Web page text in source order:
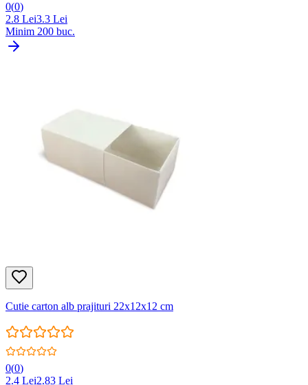
0(0)
2.8 Lei3.3 Lei
Minim 200 buc.
Cutie carton alb prajituri 22x12x12 cm
0(0)
2.4 Lei2.83 Lei